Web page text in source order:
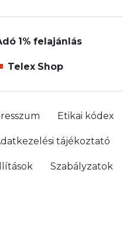
1% felajánlás
Telex Shop
Etikai kódex
tájékoztató
Szabályzatok